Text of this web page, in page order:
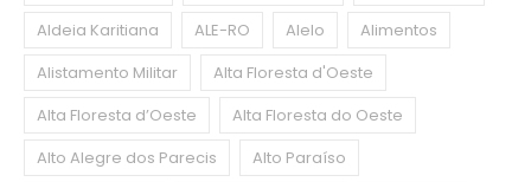
Aldeia Karitiana
ALE-RO Alelo
Alimentos
Alistamento Militar
Alta Floresta d'Oeste
Alta Floresta d’Oeste
Alta Floresta do Oeste
Alto Alegre dos Parecis
Alto Paraíso